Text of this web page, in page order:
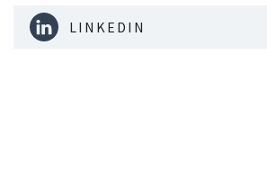
LINKEDIN